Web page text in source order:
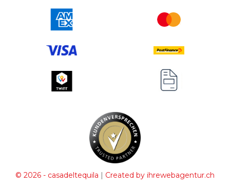
© 2026 - casadeltequila | Created by ihrewebagentur.ch